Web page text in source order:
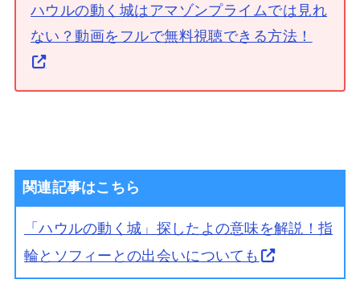
ハウルの動く城はアマゾンプライムでは見れ
ない？動画をフルで無料視聴できる方法！
関連記事はこちら
「ハウルの動く城」探したよの意味を解説！指
輪とソフィーとの出会いについても